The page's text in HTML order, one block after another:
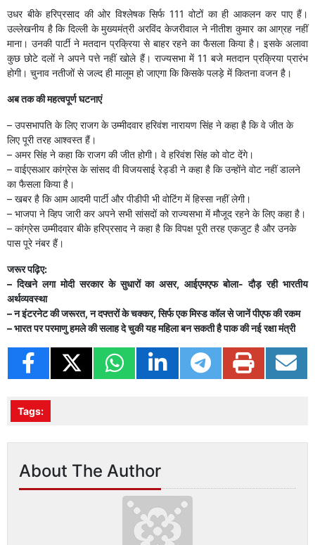
उधर बीके हरिप्रसाद की ओर विश्लेषक सिर्फ 111 वोटों का ही आकलन कर पाए हैं।
उल्लेखनीय है कि दिल्ली के मुख्यमंत्री अरविंद केजरीवाल ने नीतीश कुमार का आग्रह नहीं
माना। उनकी पार्टी ने मतदान प्रक्रिया से बाहर रहने का फैसला किया है। इसके अलावा
कुछ छोटे दलों ने अपने पत्ते नहीं खोले हैं। राज्यसभा में 11 बजे मतदान प्रक्रिया प्रारंभ
होगी। चुनाव नतीजों से जल्द ही मालूम हो जाएगा कि किसके पलड़े में कितना वजन है।
अब तक की महत्वपूर्ण घटनाएं
– उपसभापति के लिए राजग के उम्मीदवार हरिवंश नारायण सिंह ने कहा है कि वे जीत के
लिए पूरी तरह आश्वस्त हैं।
– अमर सिंह ने कहा कि राजग की जीत होगी। वे हरिवंश सिंह को वोट देंगे।
– वाईएसआर कांग्रेस के सांसद वी विजयसाई रेड्डी ने कहा है कि उन्होंने वोट नहीं डालने
का फैसला किया है।
– खबर है कि आम आदमी पार्टी और पीडीपी भी वोटिंग में हिस्सा नहीं लेगी।
– भाजपा ने व्हिप जारी कर अपने सभी सांसदों को राज्यसभा में मौजूद रहने के लिए कहा है।
– कांग्रेस उम्मीदवार बीके हरिप्रसाद ने कहा है कि विपक्ष पूरी तरह एकजुट है और उनके
पास पूरे नंबर हैं।
जरूर पढ़िए:
– दिखने लगा मोदी सरकार के सुधारों का असर, आईएमएफ बोला- दौड़ रही भारतीय
अर्थव्यवस्था
– न इंटरनेट की जरूरत, न दफ्तरों के चक्कर, सिर्फ एक मिस्ड कॉल से जानें पीएफ की रकम
– भारत पर परमाणु हमले की सलाह दे चुकी यह महिला बन सकती है पाक की नई रक्षा मंत्री
Tags:
About The Author